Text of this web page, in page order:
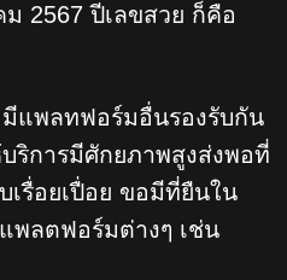
2567 ปีเลขสวย ก็คือ
แพลทฟอร์มอื่นรองรับกัน
ริการมีศักยภาพสูงส่งพอที่
รื่อยเปื่อย ขอมีที่ยืนใน
พลตฟอร์มต่างๆ เช่น